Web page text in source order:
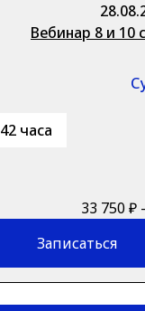
Вебинар 8 и 10
42 часа
33 750
Записаться